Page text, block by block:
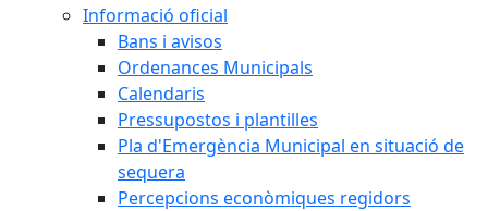
Informació oficial
Bans i avisos
Ordenances Municipals
Calendaris
Pressupostos i plantilles
Pla d'Emergència Municipal en situació de
sequera
Percepcions econòmiques regidors